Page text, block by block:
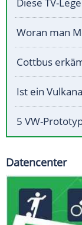
Diese TV-
Woran man
Cottbus
Ist ein
5 VW-
Datencenter